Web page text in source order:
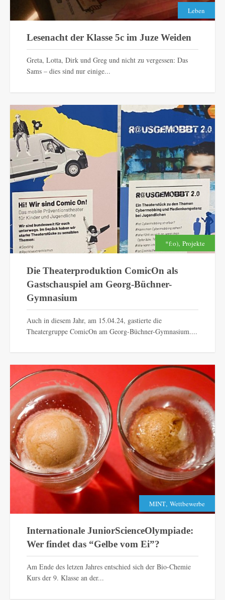
Leben
Lesenacht der Klasse 5c im Juze Weiden
Greta, Lotta, Dirk und Greg und nicht zu vergessen: Das
Sams – dies sind nur einige...
*f:o), Projekte
Die Theaterproduktion ComicOn als
Gastschauspiel am Georg-Büchner-
Gymnasium
Auch in diesem Jahr, am 15.04.24, gastierte die
Theatergruppe ComicOn am Georg-Büchner-Gymnasium....
MINT, Wettbewerbe
Internationale JuniorScienceOlympiade:
Wer findet das “Gelbe vom Ei”?
Am Ende des letzen Jahres entschied sich der Bio-Chemie
Kurs der 9. Klasse an der...